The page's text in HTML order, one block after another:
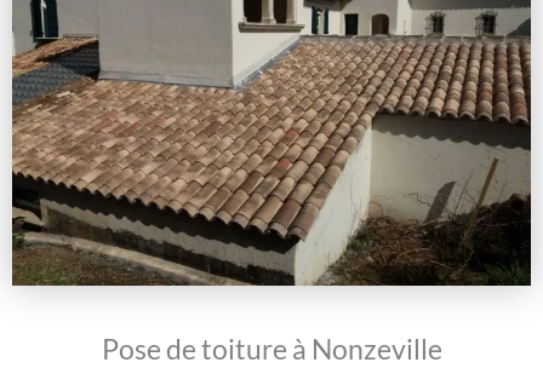
Pose de toiture à Nonzeville